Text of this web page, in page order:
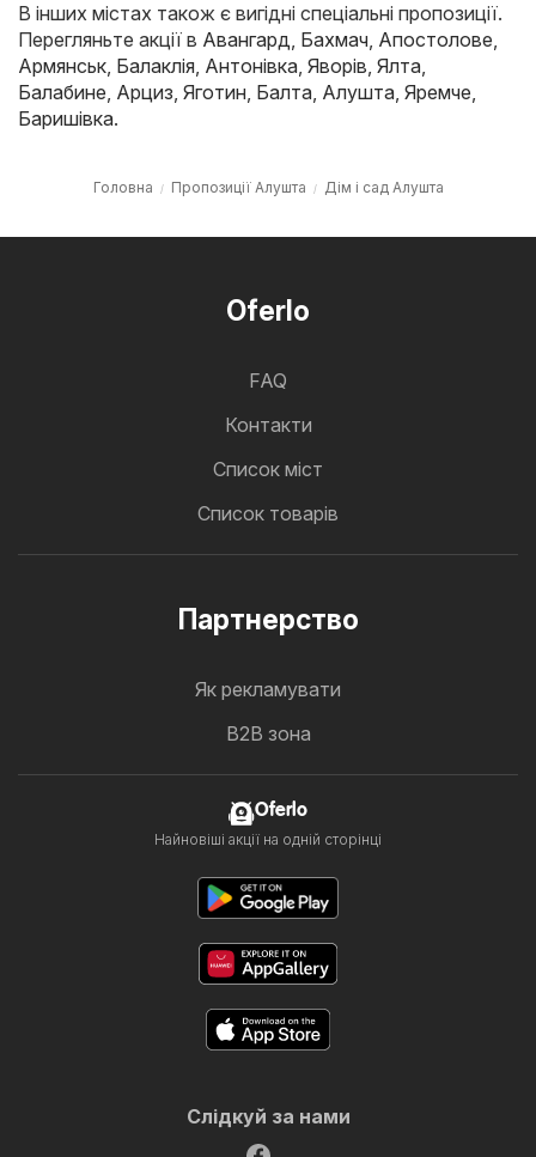
В інших містах також є вигідні спеціальні пропозиції.
Перегляньте акції в Авангард, Бахмач, Апостолове,
Армянськ, Балаклія, Антонівка, Яворів, Ялта,
Балабине, Арциз, Яготин, Балта, Алушта, Яремче,
Баришівка.
Головна Пропозиції Алушта Дім і сад Алушта
Oferlo
FAQ
Контакти
Cписок міст
Список товарів
Партнерство
Як рекламувати
B2B зона
Oferlo
Найновіші акції на одній сторінці
Слідкуй за нами